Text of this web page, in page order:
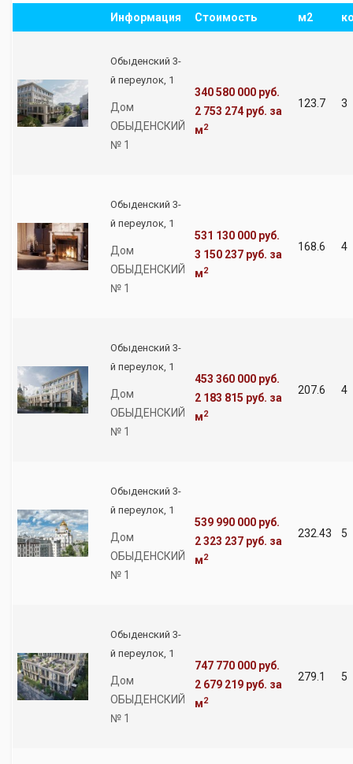
Информация Стоимость м2
Обыденский 3-
й переулок, 1
Дом
ОБЫДЕНСКИЙ
№ 1
340 580 000 руб.
2 753 274 руб. за
м2
123.7 3
Обыденский 3-
й переулок, 1
Дом
ОБЫДЕНСКИЙ
№ 1
531 130 000 руб.
3 150 237 руб. за
м2
168.6 4
Обыденский 3-
й переулок, 1
Дом
ОБЫДЕНСКИЙ
№ 1
453 360 000 руб.
2 183 815 руб. за
м2
207.6 4
Обыденский 3-
й переулок, 1
Дом
ОБЫДЕНСКИЙ
№ 1
539 990 000 руб.
2 323 237 руб. за
м2
232.43 5
Обыденский 3-
й переулок, 1
Дом
ОБЫДЕНСКИЙ
№ 1
747 770 000 руб.
2 679 219 руб. за
м2
279.1 5